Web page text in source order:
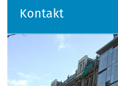
Seminar
29. - 31.
Kontakt